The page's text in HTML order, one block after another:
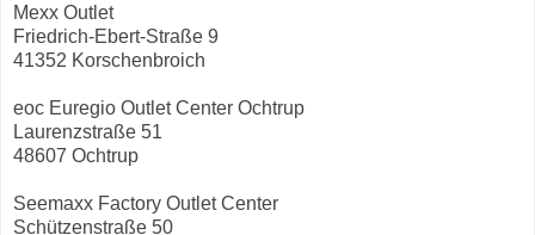
Mexx Outlet
Friedrich-Ebert-Straße 9
41352 Korschenbroich
eoc Euregio Outlet Center Ochtrup
Laurenzstraße 51
48607 Ochtrup
Seemaxx Factory Outlet Center
Schützenstraße 50